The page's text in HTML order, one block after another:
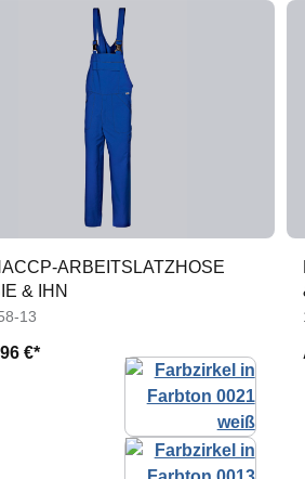
ARBEITSLATZHOSE
& IHN
13
€*